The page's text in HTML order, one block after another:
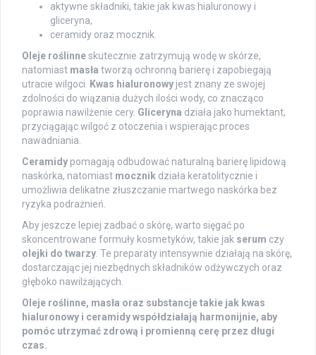
aktywne składniki, takie jak kwas hialuronowy i
gliceryna,
ceramidy oraz mocznik.
Oleje roślinneskutecznie zatrzymują wodę w skórze,
natomiast masła tworzą ochronną barierę i zapobiegają
utracie wilgoci.
Kwas hialuronowy jest znany ze swojej
zdolności do wiązania dużych ilości wody, co znacząco
poprawia nawilżenie cery. Gliceryna działa jako humektant,
przyciągając wilgoć z otoczenia i wspierając proces
nawadniania.
Ceramidy pomagają odbudować naturalną barierę lipidową
naskórka, natomiast mocznik działa keratolitycznie i
umożliwia delikatne złuszczanie martwego naskórka bez
ryzyka podrażnień.
Aby jeszcze lepiej zadbać o skórę, warto sięgać po
skoncentrowane formuły kosmetyków, takie jak serum czy
olejki do twarzy . Te preparaty intensywnie działają na skórę,
dostarczając jej niezbędnych składników odżywczych oraz
głęboko nawilżających.
Oleje roślinne, masła oraz substancje takie jak kwas
hialuronowy i ceramidy współdziałają harmonijnie, aby
pomóc utrzymać zdrową i promienną cerę przez długi
czas.